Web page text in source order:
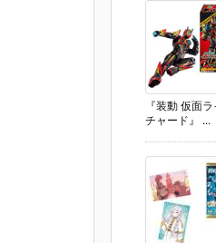
『装動 仮面
チャード』 ...